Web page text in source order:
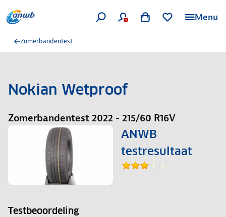
Menu
Zomerbandentest
Nokian Wetproof
Zomerbandentest 2022 - 215/60 R16V
ANWB
testresultaat
Testbeoordeling